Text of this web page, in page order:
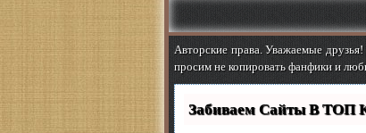
Авторские права. Уважаемые
просим не копировать фанфики и
Забиваем Сайты В ТОП